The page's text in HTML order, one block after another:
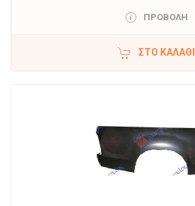
ΠΡΟΒΟΛΗ
ΣΤΟ ΚΑΛΆΘΙ